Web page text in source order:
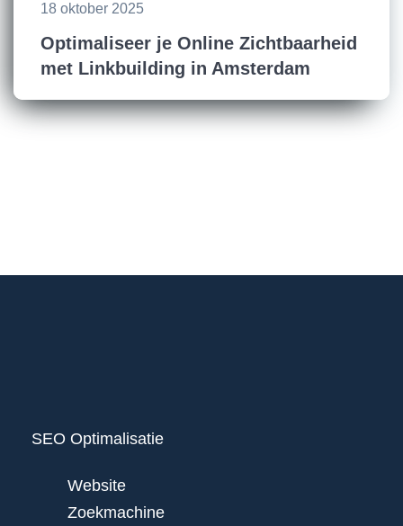
18 oktober 2025
Optimaliseer je Online Zichtbaarheid
met Linkbuilding in Amsterdam
SEO Optimalisatie
Website
Zoekmachine